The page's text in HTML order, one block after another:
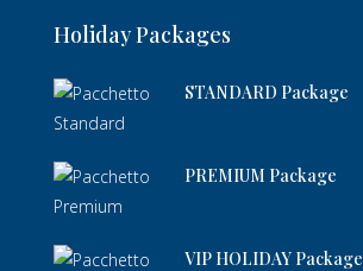
Holiday Packages
STANDARD Package
PREMIUM Package
VIP HOLIDAY Package